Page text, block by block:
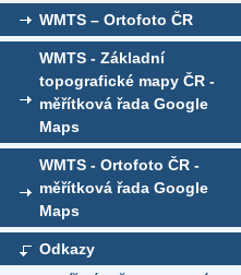
WMTS – Ortofoto ČR
WMTS - Základní
topografické mapy ČR -
měřítková řada Google
Maps
WMTS - Ortofoto ČR -
měřítková řada Google
Maps
Odkazy